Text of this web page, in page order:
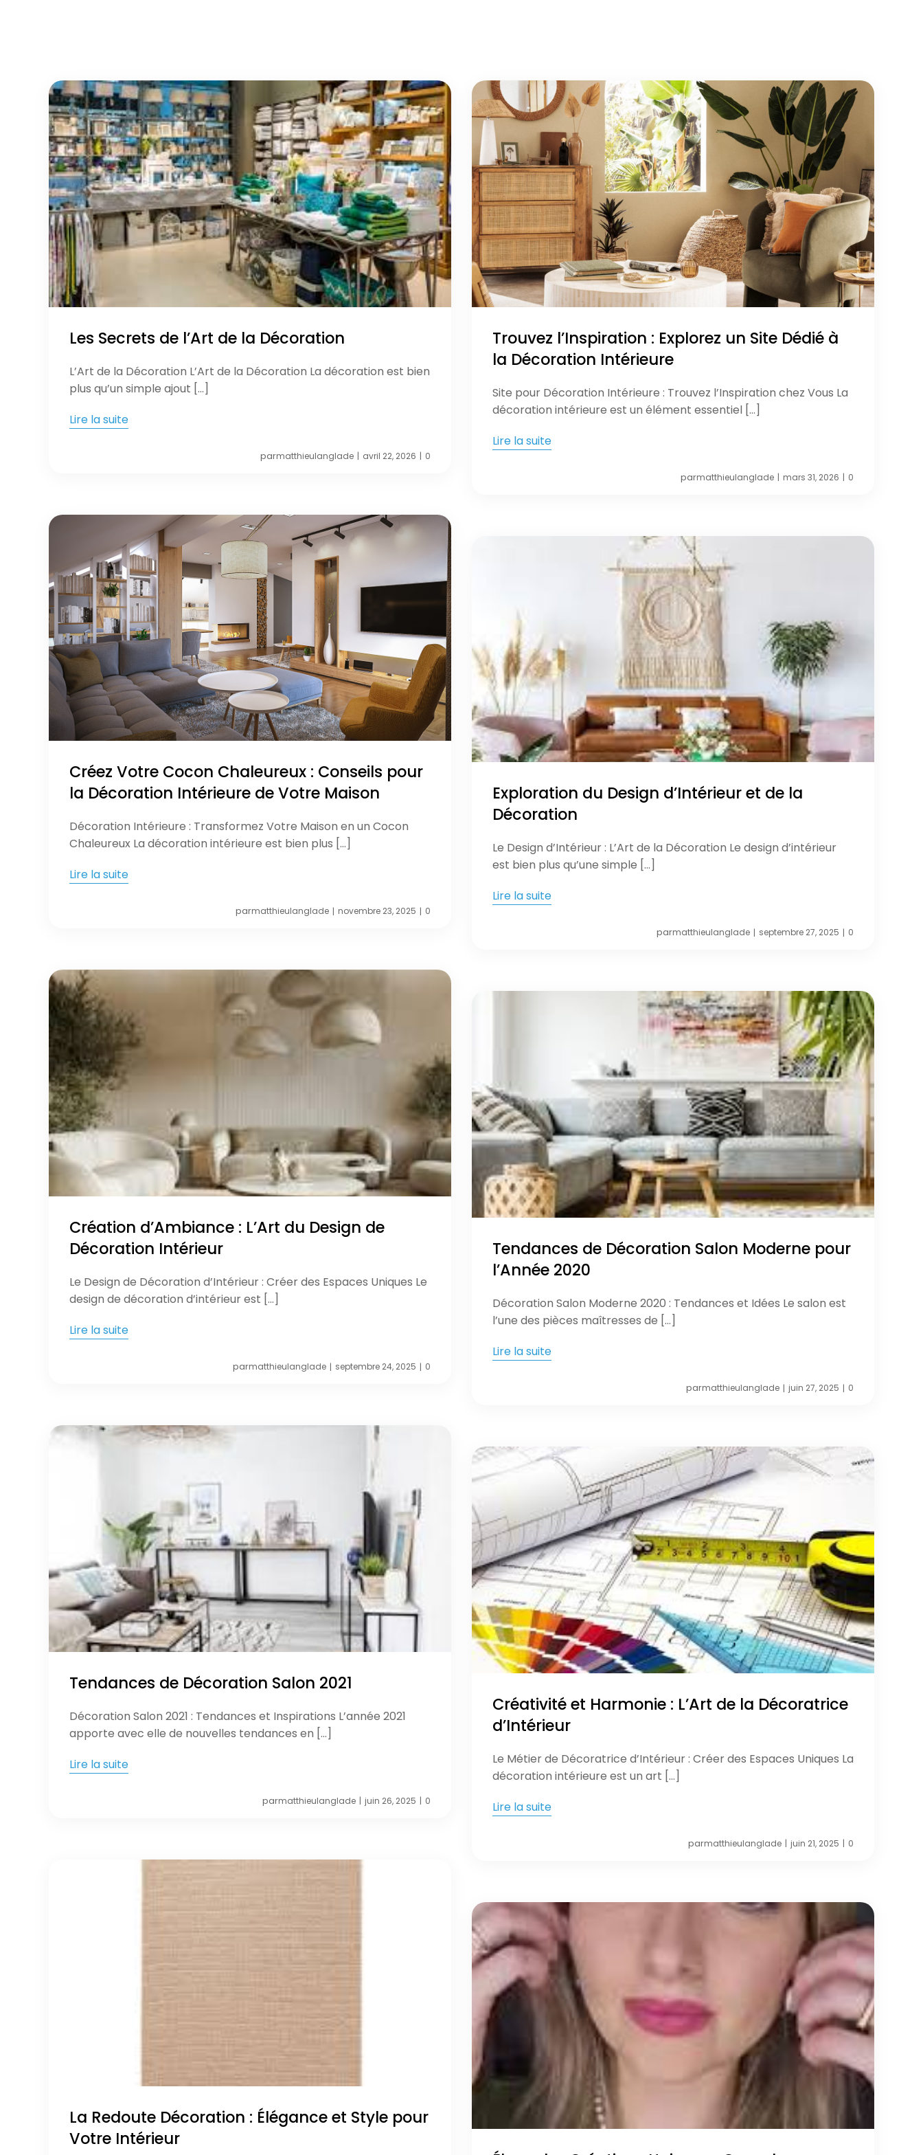
Les Secrets de l’Art de la Décoration
L’Art de la Décoration L’Art de la Décoration La décoration est bien
plus qu’un simple ajout […]
Lire la suite
parmatthieulanglade | avril 22, 2026 | 0
Trouvez l’Inspiration : Explorez un Site Dédié à
la Décoration Intérieure
Site pour Décoration Intérieure : Trouvez l’Inspiration chez Vous La
décoration intérieure est un élément essentiel […]
Lire la suite
parmatthieulanglade | mars 31, 2026 | 0
Créez Votre Cocon Chaleureux : Conseils pour
la Décoration Intérieure de Votre Maison
Décoration Intérieure : Transformez Votre Maison en un Cocon
Chaleureux La décoration intérieure est bien plus […]
Lire la suite
parmatthieulanglade | novembre 23, 2025 | 0
Exploration du Design d’Intérieur et de la
Décoration
Le Design d’Intérieur : L’Art de la Décoration Le design d’intérieur
est bien plus qu’une simple […]
Lire la suite
parmatthieulanglade | septembre 27, 2025 | 0
Création d’Ambiance : L’Art du Design de
Décoration Intérieur
Le Design de Décoration d’Intérieur : Créer des Espaces Uniques Le
design de décoration d’intérieur est […]
Lire la suite
parmatthieulanglade | septembre 24, 2025 | 0
Tendances de Décoration Salon Moderne pour
l’Année 2020
Décoration Salon Moderne 2020 : Tendances et Idées Le salon est
l’une des pièces maîtresses de […]
Lire la suite
parmatthieulanglade | juin 27, 2025 | 0
Tendances de Décoration Salon 2021
Décoration Salon 2021 : Tendances et Inspirations L’année 2021
apporte avec elle de nouvelles tendances en […]
Lire la suite
parmatthieulanglade | juin 26, 2025 | 0
Créativité et Harmonie : L’Art de la Décoratrice
d’Intérieur
Le Métier de Décoratrice d’Intérieur : Créer des Espaces Uniques La
décoration intérieure est un art […]
Lire la suite
parmatthieulanglade | juin 21, 2025 | 0
La Redoute Décoration : Élégance et Style pour
Votre Intérieur